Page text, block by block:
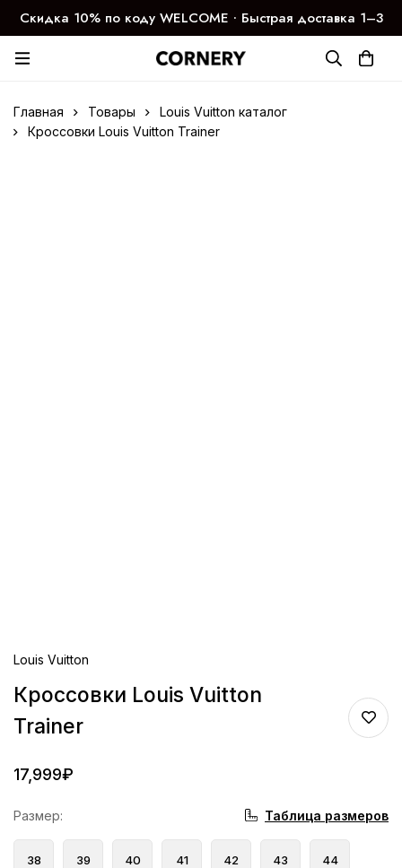
Скидка 10% по коду WELCOME ∙ Быстрая доставка 1–3
дня
Главная Товары
Louis Vuitton каталог
Кроссовки Louis Vuitton Trainer
Louis Vuitton
Кроссовки Louis Vuitton
Trainer
17,999₽
Размер: Таблица размеров
38 39 40 41 42 43 44